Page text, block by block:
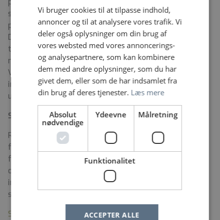
sygehuse. Vi har egen forskningsenhed med en
professor i psykoterapi og flere ph.d. studerende.
Derudover indgår vi i en del projekter, der skal sikre
tættere samarbejde med vores kommuner. Vi arbejder
målrettet med at få nedbragt anvendelsen af tvang.
Vores ønske er en psykiatri med fokus på recovery,
inddragelse af patienter og netværk, faglighed, etik,
uddannelse og arbejdsmiljø.
Startløn
Regionen er forpligtet til at oplyse dig om startlønnen
for stillingen. Du får oplyst grundløn, centralt
fastsatte tillæg og pension i den relevante
overenskomst. Udover startlønnen, kan lønnen
indeholde eventuelt forhandlede tillæg afhængigt af
stillingen, dine erfaringer og kvalifikationer.
Se startlønnen på regionens hjemmeside
Vi bruger cookies til at tilpasse indhold,
annoncer og til at analysere vores trafik. Vi
deler også oplysninger om din brug af
vores websted med vores annoncerings-
og analysepartnere, som kan kombinere
dem med andre oplysninger, som du har
givet dem, eller som de har indsamlet fra
din brug af deres tjenester. Læs mere
Absolut
nødvendige
Ydeevne Målretning
Funktionalitet
ACCEPTER ALLE